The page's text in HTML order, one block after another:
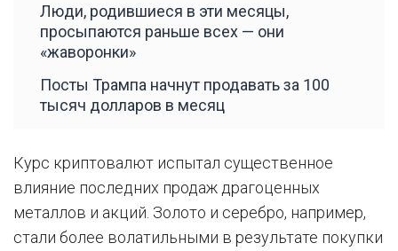
Люди, родившиеся в эти месяцы,
просыпаются раньше всех — они
«жаворонки»
Посты Трампа начнут продавать за 100
тысяч долларов в месяц
Курс криптовалют испытал существенное
влияние последних продаж драгоценных
металлов и акций. Золото и серебро, например,
стали более волатильными в результате покупки